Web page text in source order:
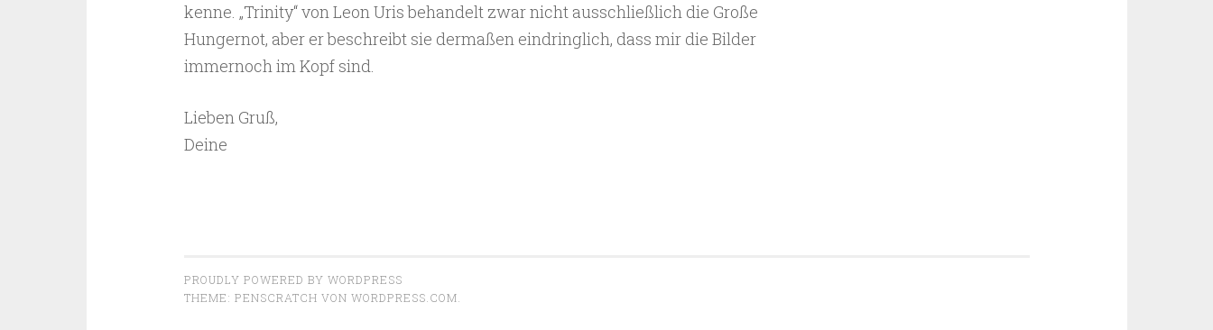
kenne. „Trinity“ von Leon Uris behandelt zwar nicht ausschließlich die Große
Hungernot, aber er beschreibt sie dermaßen eindringlich, dass mir die Bilder
immernoch im Kopf sind.
Lieben Gruß,
Deine
PROUDLY POWERED BY WORDPRESS
THEME: PENSCRATCH VON WORDPRESS.COM